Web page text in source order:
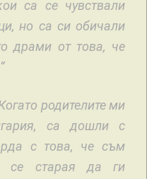
са се чувствали
но са си обичали
драми от това, че
родителите ми
са дошли с
с това, че съм
се старая да ги